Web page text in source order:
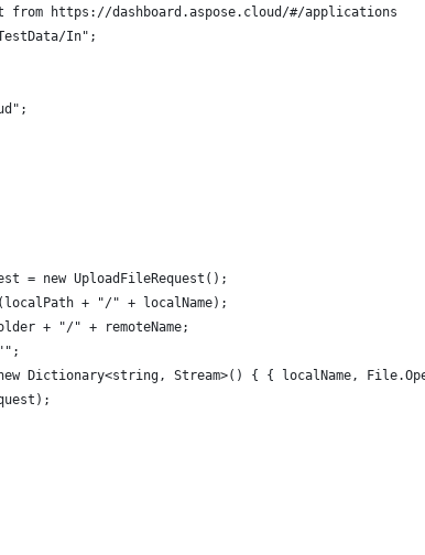
https://dashboard.aspose.cloud/#/applications
In";
= new UploadFileRequest();
+ "/" + localName);
+ "/" + remoteName;
Dictionary<string, Stream>() { { localName,